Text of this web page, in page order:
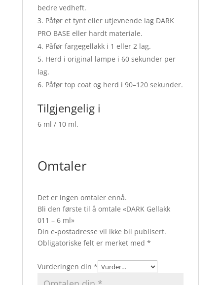
bedre vedheft.
Påfør et tynt eller utjevnende lag DARK
PRO BASE eller hardt materiale.
Påfør fargegellakk i 1 eller 2 lag.
Herd i original lampe i 60 sekunder per
lag.
Påfør top coat og herd i 90–120 sekunder.
Tilgjengelig i
6 ml / 10 ml.
Omtaler
Det er ingen omtaler ennå.
Bli den første til å omtale «DARK Gellakk
011 – 6 ml»
Din e-postadresse vil ikke bli publisert.
Obligatoriske felt er merket med *
Vurderingen din *